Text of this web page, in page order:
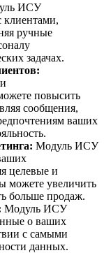
ИСУ
клиентами,
ручные
задачах.
повысить
сообщения,
ваших
Модуль ИСУ
целевые и
можете увеличить
больше продаж.
Модуль ИСУ
о ваших
с самыми
данных.